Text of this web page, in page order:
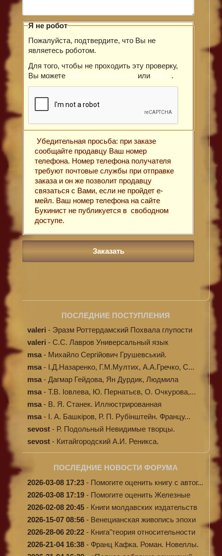
Я не робот
Пожалуйста, подтвердите, что Вы не
являетесь роботом.
Для того, чтобы не проходить эту проверку,
Вы можете зарегистрироваться или войти.
Убедительная просьба: при заказе
сообщайте продавцу Ваш номер
телефона. Номер телефона получателя
требуют почтовые службы при отправке
заказа и он же позволит продавцу
связаться с Вами, если не пройдет е-
мейл. Ваш номер телефона на сайте
Букинист не публикуется в свободном
доступе.
ПОСЛЕДНИЕ ПОСТУПЛЕНИЯ
valeri - Эразм Роттердамский Похвала глупости
valeri - C.С. Лавров Универсальный язык
программи...
msa - Михайло Сергійович Грушевський.
Ілюстров...
msa - І.Д.Назаренко, Г.М.Мултих, А.А.Гречко, С...
msa - Дагмар Гейдова, Ян Дурдик, Людмила
Кибал...
msa - Т.В. Іовлева, Ю. Пернатьєв, О. Очкурова,...
msa - В. Я. Станек. Иллюстрированная
энциклопе...
msa - І. А. Башкіров, Р. П. Рубінштейн. Францу...
sevost - Р. Подольный Невидимые творцы.
sevost - Китайгородский А.И. Реникса.
ПОСЛЕДНИЕ НОВОСТИ ФОРУМА
2026-03-08 17:23 - Помогите оценить книгу с автог...
2026-03-08 17:19 - Помогите оценить Железные
доро...
2026-02-08 20:45 - Книги молдавских издательств
2026-15-07 08:56 - Венецианская живопись эпохи
Во...
2026-28-06 20:22 - Книга"теория относительности
и...
2026-21-04 16:38 - Франц Кафка. Роман. Новеллы.